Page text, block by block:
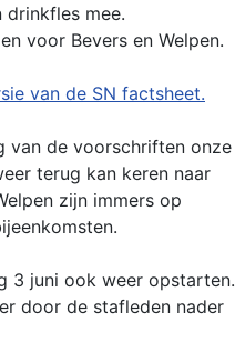
mee.
voor Bevers en Welpen.
van de SN factsheet.
van de voorschriften onze
terug kan keren naar
zijn immers op
3 juni ook weer opstarten.
door de stafleden nader